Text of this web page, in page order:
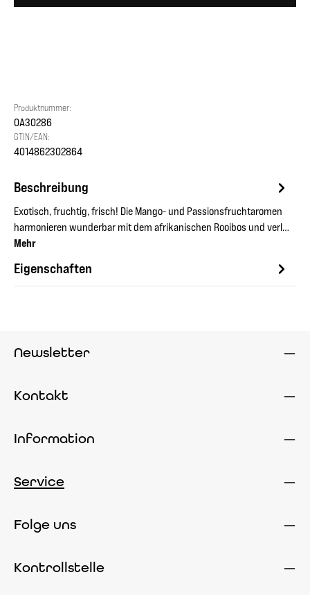
Produktnummer:
OA30286
GTIN/EAN:
4014862302864
Beschreibung
Exotisch, fruchtig, frisch! Die Mango- und Passionsfruchtaromen
harmonieren wunderbar mit dem afrikanischen Rooibos und verl…
Mehr
Eigenschaften
Newsletter
Kontakt
Information
Service
Folge uns
Kontrollstelle